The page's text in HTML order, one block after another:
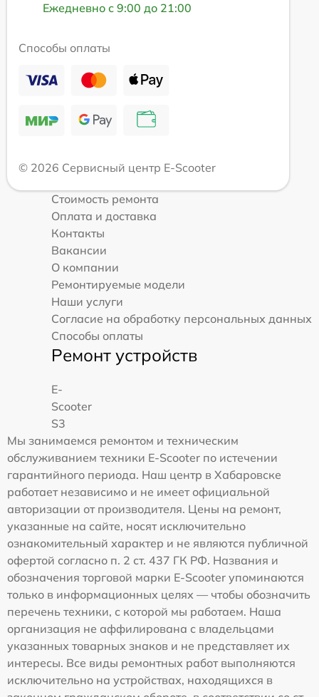
Ежедневно с 9:00 до 21:00
Способы оплаты
© 2026 Сервисный центр E-Scooter
Стоимость ремонта
Оплата и доставка
Контакты
Вакансии
О компании
Ремонтируемые модели
Наши услуги
Согласие на обработку персональных данных
Способы оплаты
Ремонт устройств
E-
Scooter
S3
Мы занимаемся ремонтом и техническим
обслуживанием техники E-Scooter по истечении
гарантийного периода. Наш центр в Хабаровске
работает независимо и не имеет официальной
авторизации от производителя. Цены на ремонт,
указанные на сайте, носят исключительно
ознакомительный характер и не являются публичной
офертой согласно п. 2 ст. 437 ГК РФ. Названия и
обозначения торговой марки E-Scooter упоминаются
только в информационных целях — чтобы обозначить
перечень техники, с которой мы работаем. Наша
организация не аффилирована с владельцами
указанных товарных знаков и не представляет их
интересы. Все виды ремонтных работ выполняются
исключительно на устройствах, находящихся в